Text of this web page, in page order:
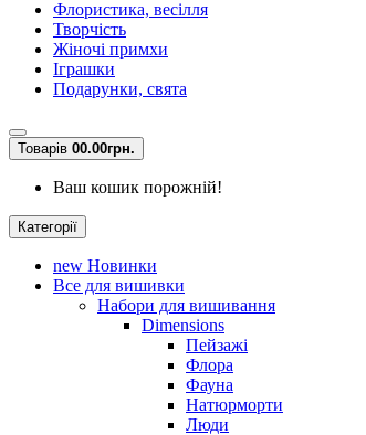
Флористика, весілля
Творчість
Жіночі примхи
Іграшки
Подарунки, свята
Товарів 00.00грн.
Ваш кошик порожній!
Категорії
new Новинки
Все для вишивки
Набори для вишивання
Dimensions
Пейзажі
Флора
Фауна
Натюрморти
Люди